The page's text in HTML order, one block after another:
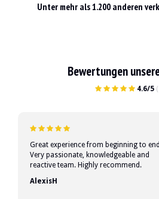
Unter mehr als 1.200 anderen
Bewertungen
4.6/5
Great experience from beginning to
Very passionate, knowledgeable and
reactive team. Highly recommend.
AlexisH